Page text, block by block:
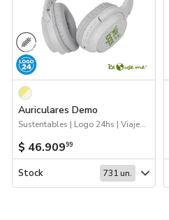
Auriculares Demo
Sustentables | Logo 24hs | Viajes | Tecnología
$ 46.90999
Stock 731 un.